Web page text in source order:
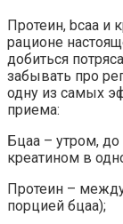
Протеин, bcaa и
рационе
добиться
забывать про
одну из самых
приема:
Бцаа – утром,
креатином в
Протеин –
порцией бцаа);